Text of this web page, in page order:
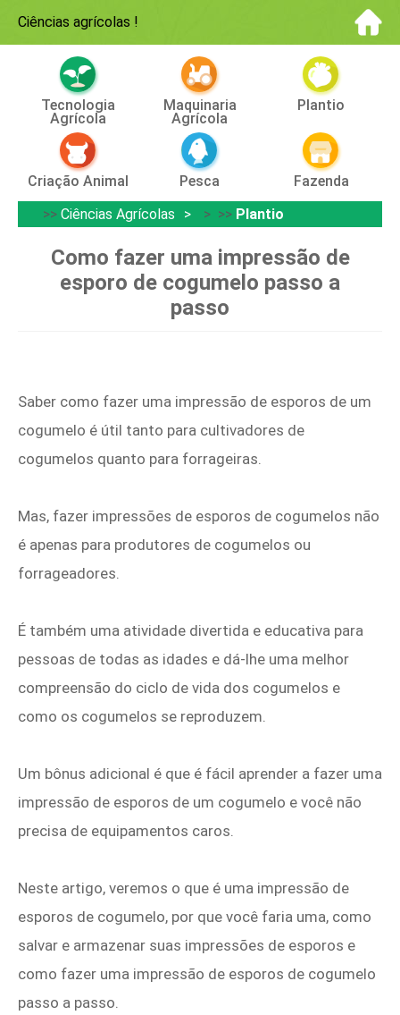
Ciências agrícolas !
Tecnologia
Agrícola
Maquinaria
Agrícola
Plantio
Criação Animal Pesca
Fazenda
>> Ciências Agrícolas > >> Plantio
Como fazer uma impressão de
esporo de cogumelo passo a
passo
Saber como fazer uma impressão de esporos de um
cogumelo é útil tanto para cultivadores de
cogumelos quanto para forrageiras.
Mas, fazer impressões de esporos de cogumelos não
é apenas para produtores de cogumelos ou
forrageadores.
É também uma atividade divertida e educativa para
pessoas de todas as idades e dá-lhe uma melhor
compreensão do ciclo de vida dos cogumelos e
como os cogumelos se reproduzem.
Um bônus adicional é que é fácil aprender a fazer uma
impressão de esporos de um cogumelo e você não
precisa de equipamentos caros.
Neste artigo, veremos o que é uma impressão de
esporos de cogumelo, por que você faria uma, como
salvar e armazenar suas impressões de esporos e
como fazer uma impressão de esporos de cogumelo
passo a passo.